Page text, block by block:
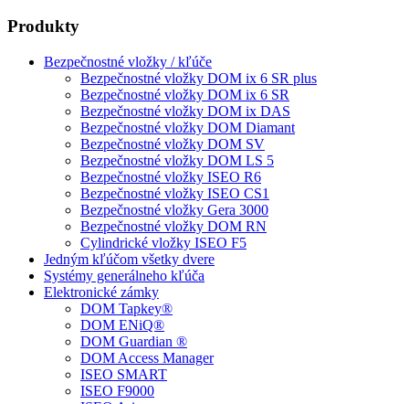
Produkty
Bezpečnostné vložky / kľúče
Bezpečnostné vložky DOM ix 6 SR plus
Bezpečnostné vložky DOM ix 6 SR
Bezpečnostné vložky DOM ix DAS
Bezpečnostné vložky DOM Diamant
Bezpečnostné vložky DOM SV
Bezpečnostné vložky DOM LS 5
Bezpečnostné vložky ISEO R6
Bezpečnostné vložky ISEO CS1
Bezpečnostné vložky Gera 3000
Bezpečnostné vložky DOM RN
Cylindrické vložky ISEO F5
Jedným kľúčom všetky dvere
Systémy generálneho kľúča
Elektronické zámky
DOM Tapkey®
DOM ENiQ®
DOM Guardian ®
DOM Access Manager
ISEO SMART
ISEO F9000